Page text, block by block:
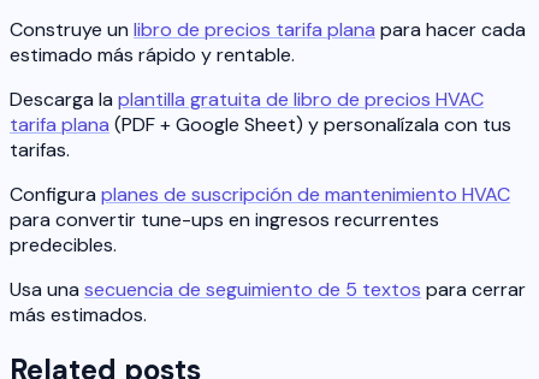
Construye un libro de precios tarifa plana para hacer cada
estimado más rápido y rentable.
Descarga la plantilla gratuita de libro de precios HVAC
tarifa plana (PDF + Google Sheet) y personalízala con tus
tarifas.
Configura planes de suscripción de mantenimiento HVAC
para convertir tune-ups en ingresos recurrentes
predecibles.
Usa una secuencia de seguimiento de 5 textos para cerrar
más estimados.
Related posts